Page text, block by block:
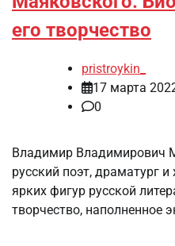
его творчество
pristroykin_
17 марта
0
Владимир Владимирович
русский поэт, драматург
ярких фигур русской
творчество, наполненное